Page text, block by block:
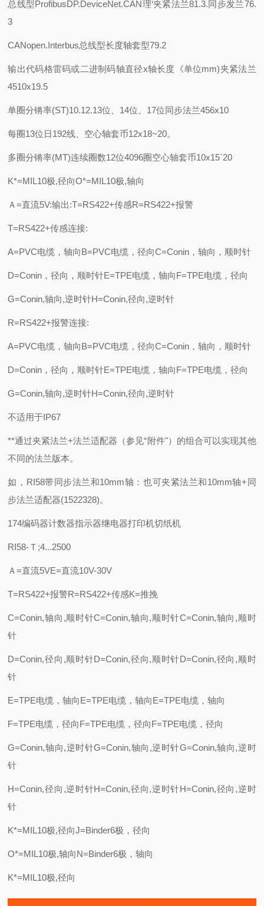
总线型ProfibusDP.DeviceNet.CAN理‘夹紧法兰81.3.同步发兰76.
3
CANopen.Interbus总线型长度轴套型79.2
输出代码格雷码或二进制码轴直径x轴长度《单位mm)夹紧法兰
4510x19.5
单圈分锵率(ST)10.12.13位、14位、17位同步法兰456x10
每圈13位日192线、 空心轴套币12x18~20。
多圈分锵率(MT)连续圈数12位4096圈空心轴套币10x15`20
K*=MIL10极,径向O*=MIL10极,轴向
Ａ=直流5V:输出:T=RS422+传感R=RS422+报警
T=RS422+传感连接:
A=PVC电缆，轴向B=PVC电缆，径向C=Conin，轴向，顺时针
D=Conin，径向，顺时针E=TPE电缆，轴向F=TPE电缆，径向
G=Conin,轴向,逆时针H=Conin,径向,逆时针
R=RS422+报警连接:
A=PVC电缆，轴向B=PVC电缆，径向C=Conin，轴向，顺时针
D=Conin，径向，顺时针E=TPE电缆，轴向F=TPE电缆，径向
G=Conin,轴向,逆时针H=Conin,径向,逆时针
不适用于IP67
**通过夹紧法兰+法兰适配器（参见“附件"）的组合可以实现其他
不同的法兰版本。
如，RI58带同步法兰和10mm轴：也可夹紧法兰和10mm轴+同
步法兰适配器(1522328)。
174编码器计数器指示器继电器打印机切纸机
RI58-Ｔ;4...2500
Ａ=直流5VE=直流10V-30V
T=RS422+报警R=RS422+传感K=推挽
C=Conin,轴向,顺时针C=Conin,轴向,顺时针C=Conin,轴向,顺时
针
D=Conin,径向,顺时针D=Conin,径向,顺时针D=Conin,径向,顺时
针
E=TPE电缆，轴向E=TPE电缆，轴向E=TPE电缆，轴向
F=TPE电缆，径向F=TPE电缆，径向F=TPE电缆，径向
G=Conin,轴向,逆时针G=Conin,轴向,逆时针G=Conin,轴向,逆时
针
H=Conin,径向,逆时针H=Conin,径向,逆时针H=Conin,径向,逆时
针
K*=MIL10极,径向J=Binder6极，径向
O*=MIL10极,轴向N=Binder6极，轴向
K*=MIL10极,径向